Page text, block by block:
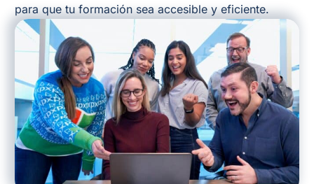
para que tu formación sea accesible y eficiente.